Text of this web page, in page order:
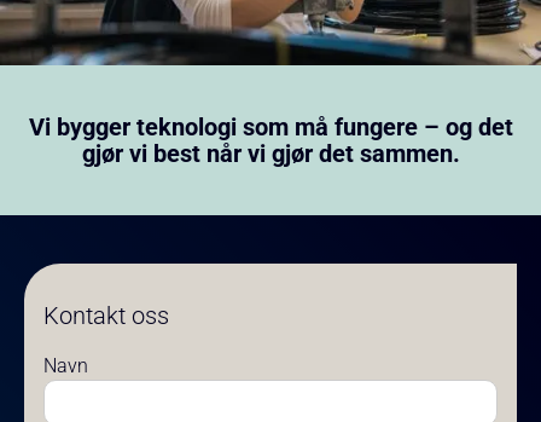
Vi bygger teknologi som må fungere – og det
gjør vi best når vi gjør det sammen.
Kontakt oss
Navn